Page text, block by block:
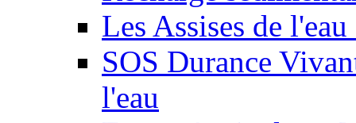
Les Assises de
SOS Durance
l'eau